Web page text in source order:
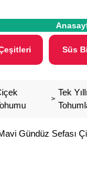
Süs
Tek